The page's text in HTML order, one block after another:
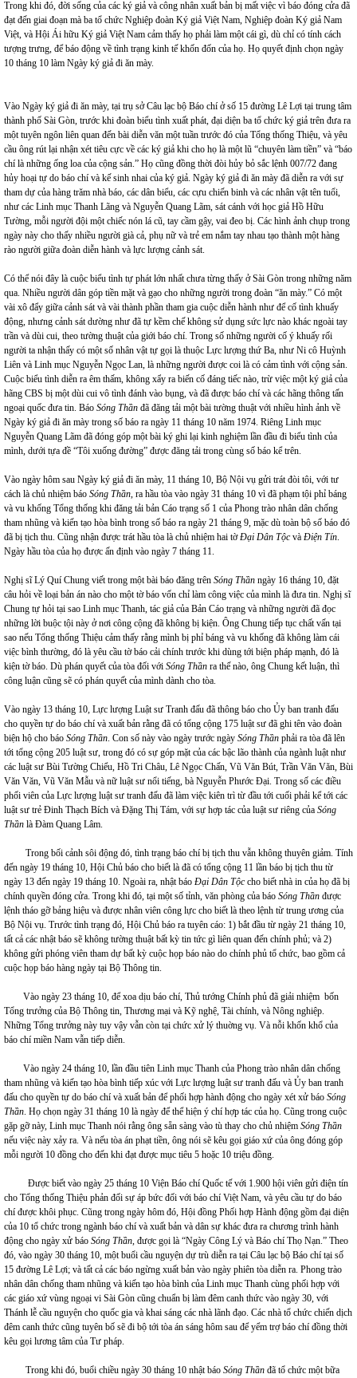
Trong khi đó, đời sống của các ký giả và công nhân xuất bản bị mất việc vì báo đóng cửa đã
đạt đến giai đoạn mà ba tổ chức Nghiệp đoàn Ký giả Việt Nam, Nghiệp đoàn Ký giả Nam
Việt, và Hội Ái hữu Ký giả Việt Nam cảm thấy họ phải làm một cái gì, dù chỉ có tính cách
tượng trưng, để báo động về tình trạng kinh tế khốn đốn của họ. Họ quyết định chọn ngày
10 tháng 10 làm Ngày ký giả đi ăn mày.
Vào Ngày ký giả đi ăn mày, tại trụ sở Câu lạc bộ Báo chí ở số 15 đường Lê Lợi tại trung tâm
thành phố Sài Gòn, trước khi đoàn biểu tình xuất phát, đại diện ba tổ chức ký giả trên đưa ra
một tuyên ngôn liên quan đến bài diễn văn một tuần trước đó của Tổng thống Thiệu, và yêu
cầu ông rút lại nhận xét tiêu cực về các ký giả khi cho họ là một lũ “chuyên làm tiền” và “báo
chí là những ống loa của cộng sản.” Họ cũng đồng thời đòi hủy bỏ sắc lệnh 007/72 đang
hủy hoại tự do báo chí và kế sinh nhai của ký giả. Ngày ký giả đi ăn mày đã diễn ra với sự
tham dự của hàng trăm nhà báo, các dân biểu, các cựu chiến binh và các nhân vật tên tuổi,
như các Linh mục Thanh Lãng và Nguyễn Quang Lãm, sát cánh với học giả Hồ Hữu
Tường, mỗi người đội một chiếc nón lá cũ, tay cầm gậy, vai đeo bị. Các hình ảnh chụp trong
ngày này cho thấy nhiều người già cả, phụ nữ và trẻ em nắm tay nhau tạo thành một hàng
rào người giữa đoàn diễn hành và lực lượng cảnh sát.
Có thể nói đây là cuộc biểu tình tự phát lớn nhất chưa từng thấy ở Sài Gòn trong những năm
qua. Nhiều người dân góp tiền mặt và gạo cho những người trong đoàn “ăn mày.” Có một
vài xô đẩy giữa cảnh sát và vài thành phần tham gia cuộc diễn hành như để cố tình khuấy
động, nhưng cảnh sát dường như đã tự kềm chế không sử dụng sức lực nào khác ngoài tay
trần và dùi cui, theo tường thuật của giới báo chí. Trong số những người cố ý khuấy rối
người ta nhận thấy có một số nhân vật tự gọi là thuộc Lực lượng thứ Ba, như Ni cô Huỳnh
Liên và Linh mục Nguyễn Ngọc Lan, là những người được coi là có cảm tình với cộng sản.
Cuộc biểu tình diễn ra êm thấm, không xẩy ra biến cố đáng tiếc nào, trừ việc một ký giả của
hãng CBS bị một dùi cui vô tình đánh vào bụng, và đã được báo chí và các hãng thông tấn
ngoại quốc đưa tin. Báo Sóng Thần đã đăng tải một bài tường thuật với nhiều hình ảnh về
Ngày ký giả đi ăn mày trong số báo ra ngày 11 tháng 10 năm 1974. Riêng Linh mục
Nguyễn Quang Lãm đã đóng góp một bài ký ghi lại kinh nghiệm lần đầu đi biểu tình của
mình, dưới tựa đề “Tôi xuống đường” được đăng tải trong cùng số báo kể trên.
Vào ngày hôm sau Ngày ký giả đi ăn mày, 11 tháng 10, Bộ Nội vụ gửi trát đòi tôi, với tư
cách là chủ nhiệm báo Sóng Thần, ra hầu tòa vào ngày 31 tháng 10 vì đã phạm tội phỉ báng
và vu khống Tổng thống khi đăng tải bản Cáo trạng số 1 của Phong trào nhân dân chống
tham nhũng và kiến tạo hòa bình trong số báo ra ngày 21 tháng 9, mặc dù toàn bộ số báo đó
đã bị tịch thu. Cũng nhận được trát hầu tòa là chủ nhiệm hai tờĐại Dân Tộcvà Điện Tín.
Ngày hầu tòa của họ được ấn định vào ngày 7 tháng 11.
Nghị sĩ Lý Quí Chung viết trong một bài báo đăng trên Sóng Thần ngày 16 tháng 10, đặt
câu hỏi về loại bản án nào cho một tờ báo vốn chỉ làm công việc của mình là đưa tin. Nghị sĩ
Chung tự hỏi tại sao Linh mục Thanh, tác giả của Bản Cáo trạng và những người đã đọc
những lời buộc tội này ở nơi công cộng đã không bị kiện. Ông Chung tiếp tục chất vấn tại
sao nếu Tổng thống Thiệu cảm thấy rằng mình bị phỉ báng và vu khống đã không làm cái
việc bình thường, đó là yêu cầu tờ báo cải chính trước khi dùng tới biện pháp mạnh, đó là
kiện tờ báo. Dù phán quyết của tòa đối với Sóng Thần ra thế nào, ông Chung kết luận, thì
công luận cũng sẽ có phán quyết của mình dành cho tòa.
Vào ngày 13 tháng 10, Lực lượng Luật sư Tranh đấu đã thông báo cho Ủy ban tranh đấu
cho quyền tự do báo chí và xuất bản rằng đã có tổng cộng 175 luật sư đã ghi tên vào đoàn
biện hộ cho báo Sóng Thần. Con số này vào ngày trước ngày Sóng Thần phải ra tòa đã lên
tới tổng cộng 205 luật sư, trong đó có sự góp mặt của các bậc lão thành của ngành luật như
các luật sư Bùi Tường Chiểu, Hồ Tri Châu, Lê Ngọc Chấn, Vũ Văn Bút, Trần Văn Văn, Bùi
Văn Văn, Vũ Văn Mẫu và nữ luật sư nổi tiếng, bà Nguyễn Phước Đại. Trong số các điều
phối viên của Lực lượng luật sư tranh đấu đã làm việc kiên trì từ đầu tới cuối phải kể tới các
luật sư trẻ Đinh Thạch Bích và Đặng Thị Tám, với sự hợp tác của luật sư riêng của Sóng
Thần là Đàm Quang Lâm.
Trong bối cảnh sôi động đó, tình trạng báo chí bị tịch thu vẫn không thuyên giảm. Tính
đến ngày 19 tháng 10, Hội Chủ báo cho biết là đã có tổng cộng 11 lần báo bị tịch thu từ
ngày 13 đến ngày 19 tháng 10. Ngoài ra, nhật báo Đại Dân Tộccho biết nhà in của họ đã bị
chính quyền đóng cửa. Trong khi đó, tại một số tỉnh, văn phòng của báo Sóng Thần được
lệnh tháo gỡ bảng hiệu và được nhân viên công lực cho biết là theo lệnh từ trung ương của
Bộ Nội vụ. Trước tình trạng đó, Hội Chủ báo ra tuyên cáo: 1) bắt đầu từ ngày 21 tháng 10,
tất cả các nhật báo sẽ không tường thuật bất kỳ tin tức gì liên quan đến chính phủ; và 2)
không gửi phóng viên tham dự bất kỳ cuộc họp báo nào do chính phủ tổ chức, bao gồm cả
cuộc họp báo hàng ngày tại Bộ Thông tin.
Vào ngày 23 tháng 10, để xoa dịu báo chí, Thủ tướng Chính phủ đã giải nhiệm bốn
Tổng trưởng của Bộ Thông tin, Thương mại và Kỹ nghệ, Tài chính, và Nông nghiệp.
Những Tổng trưởng này tuy vậy vẫn còn tại chức xử lý thuờng vụ. Và nỗi khốn khổ của
báo chí miền Nam vẫn tiếp diễn.
Vào ngày 24 tháng 10, lần đầu tiên Linh mục Thanh của Phong trào nhân dân chống
tham nhũng và kiến tạo hòa bình tiếp xúc với Lực lượng luật sư tranh đấu và Ủy ban tranh
đấu cho quyền tự do báo chí và xuất bản để phối hợp hành động cho ngày xét xử báo Sóng
Thần. Họ chọn ngày 31 tháng 10 là ngày để thể hiện ý chí hợp tác của họ. Cũng trong cuộc
gặp gỡ này, Linh mục Thanh nói rằng ông sẵn sàng vào tù thay cho chủ nhiệm Sóng Thần
nếu việc này xảy ra. Và nếu tòa án phạt tiền, ông nói sẽ kêu gọi giáo xứ của ông đóng góp
mỗi người 10 đồng cho đến khi đạt được mục tiêu 5 hoặc 10 triệu đồng.
Được biết vào ngày 25 tháng 10 Viện Báo chí Quốc tế với 1.900 hội viên gửi điện tín
cho Tổng thống Thiệu phản đối sự áp bức đối với báo chí Việt Nam, và yêu cầu tự do báo
chí được khôi phục. Cũng trong ngày hôm đó, Hội đồng Phối hợp Hành động gồm đại diện
của 10 tổ chức trong ngành báo chí và xuất bản và dân sự khác đưa ra chương trình hành
động cho ngày xử báo Sóng Thần, được gọi là “Ngày Công Lý và Báo chí Thọ Nạn.” Theo
đó, vào ngày 30 tháng 10, một buổi cầu nguyện dự trù diễn ra tại Câu lạc bộ Báo chí tại số
15 đường Lê Lợi; và tất cả các báo ngừng xuất bản vào ngày phiên tòa diễn ra. Phong trào
nhân dân chống tham nhũng và kiến tạo hòa bình của Linh mục Thanh cùng phối hợp với
các giáo xứ vùng ngoại vi Sài Gòn cũng chuẩn bị làm đêm canh thức vào ngày 30, với
Thánh lễ cầu nguyện cho quốc gia và khai sáng các nhà lãnh đạo. Các nhà tổ chức chiến dịch
đêm canh thức cũng tuyên bố sẽ đi bộ tới tòa án sáng hôm sau để yểm trợ báo chí đồng thời
kêu gọi lương tâm của Tư pháp.
Trong khi đó, buổi chiều ngày 30 tháng 10 nhật báo Sóng Thần đã tổ chức một bữa